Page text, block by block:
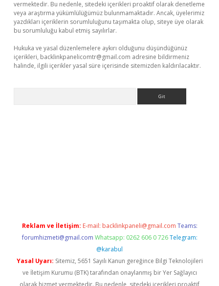
vermektedir. Bu nedenle, sitedeki içerikleri proaktif olarak denetleme
veya araştırma yükümlülüğümüz bulunmamaktadır. Ancak, üyelerimiz
yazdıkları içeriklerin sorumluluğunu taşımakta olup, siteye üye olarak
bu sorumluluğu kabul etmiş sayılırlar.
Hukuka ve yasal düzenlemelere aykırı olduğunu düşündüğünüz
içerikleri, backlinkpanelicomtr@gmail.com adresine bildirmeniz
halinde, ilgili içerikler yasal süre içerisinde sitemizden kaldırılacaktır.
Reklam ve İletişim: E-mail: backlinkpaneli@gmail.com Teams:
forumhizmeti@gmail.com Whatsapp: 0262 606 0 726 Telegram:
@karabul
Yasal Uyarı: Sitemiz, 5651 Sayılı Kanun gereğince Bilgi Teknolojileri
ve İletişim Kurumu (BTK) tarafından onaylanmış bir Yer Sağlayıcı
olarak hizmet vermektedir. Bu nedenle, sitedeki içerikleri proaktif